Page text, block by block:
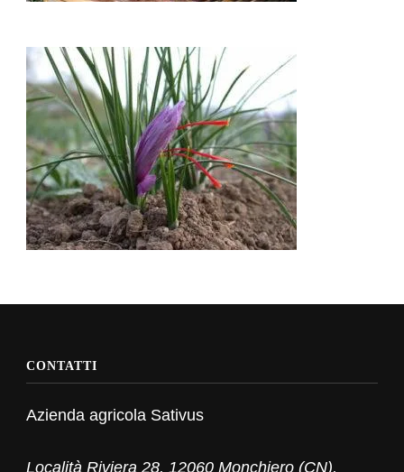
CONTATTI
Azienda agricola Sativus
Località Riviera 28, 12060 Monchiero (CN),